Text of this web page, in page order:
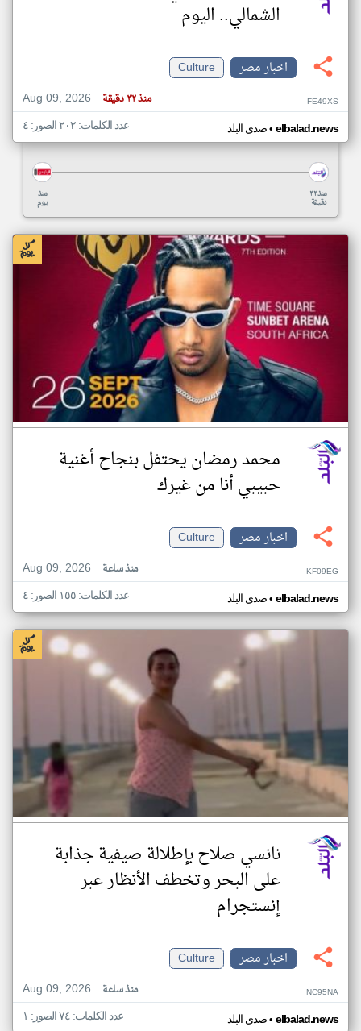
الشمالي.. اليوم
اخبار مصر
Culture
Aug 09, 2026
منذ ٣٢ دقيقة FE49XS
صدى البلد• elbalad.news عدد الكلمات: ٢٠٢ الصور: ٤
منذ
يوم
منذ ٣٢
دقيقة
محمد رمضان يحتفل بنجاح أغنية
حبيبي أنا من غيرك
اخبار مصر
Culture
Aug 09, 2026
منذ ساعة KF09EG
صدى البلد• elbalad.news عدد الكلمات: ١٥٥ الصور: ٤
نانسي صلاح بإطلالة صيفية جذابة
على البحر وتخطف الأنظار عبر
إنستجرام
اخبار مصر
Culture
Aug 09, 2026
منذ ساعة NC95NA
صدى البلد• elbalad.news عدد الكلمات: ٧٤ الصور: ١